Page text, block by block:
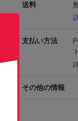
送料
支払い方法
その他の情報